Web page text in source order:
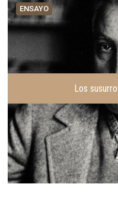
ENSAYO
Los